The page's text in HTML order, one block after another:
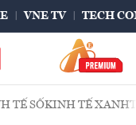
VNE TV TECH
TẾ SỐKINH TẾ XANH